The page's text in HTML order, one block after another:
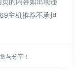
主机推荐不承担
与分享！